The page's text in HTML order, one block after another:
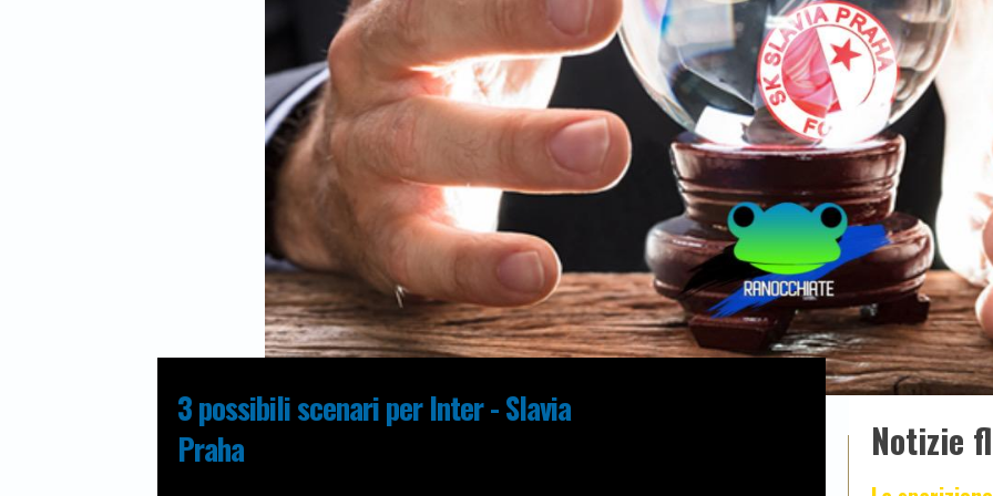
3 possibili scenari per Inter - Slavia
Praha
Notizie